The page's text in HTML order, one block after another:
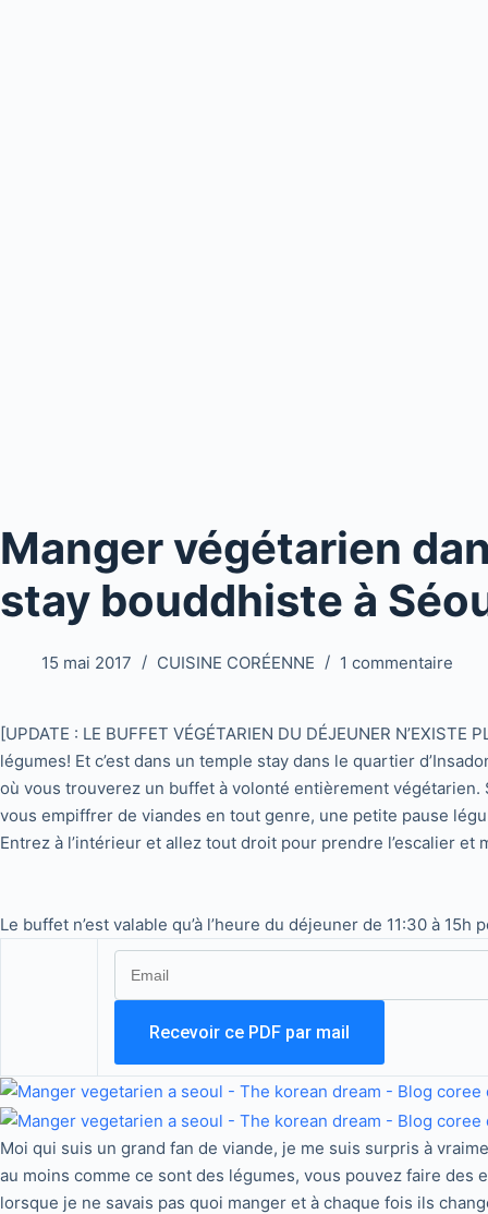
Manger végétarien
stay bouddhiste à
15 mai 2017 CUISINE CORÉENNE 1 commentaire
[UPDATE : LE BUFFET VÉGÉTARIEN DU DÉJEUNER
légumes! Et c’est dans un temple stay dans le quartier
où vous trouverez un buffet à volonté entièrement
vous empiffrer de viandes en tout genre, une petite pause
Entrez à l’intérieur et allez tout droit pour prendre l’escalier et
Le buffet n’est valable qu’à l’heure du déjeuner de 11:30 à 15h
Moi qui suis un grand fan de viande, je me suis surpris à
au moins comme ce sont des légumes, vous pouvez faire
lorsque je ne savais pas quoi manger et à chaque fois ils